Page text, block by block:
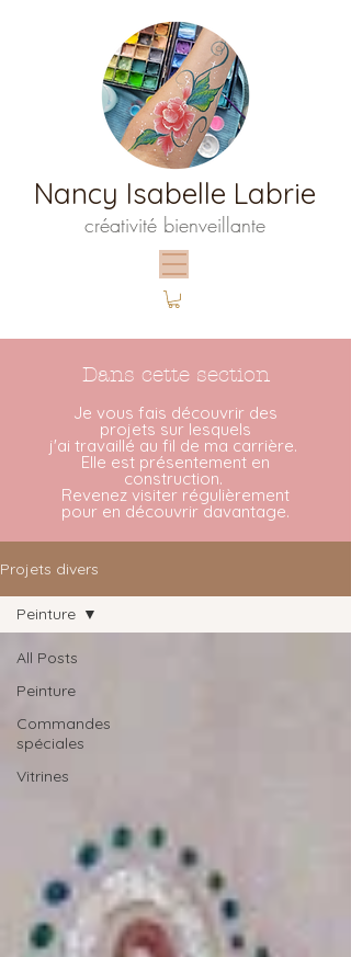
Nancy Isabelle Labrie
créativité bienveillante
Dans cette section
Je vous fais découvrir des
projets sur lesquels
j'ai travaillé au fil de ma carrière.
Elle est présentement en
construction.
Revenez visiter régulièrement
pour en découvrir davantage.
Projets divers
All Posts
Peinture
Commandes
spéciales
Vitrines
Peinture